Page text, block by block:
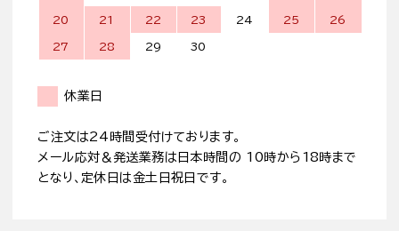
20 21 22 23 24 25 26
27 28 29 30
休業日
ご注文は24時間受付けております。
メール応対＆発送業務は日本時間の 10時から18時まで
となり、定休日は金土日祝日です。